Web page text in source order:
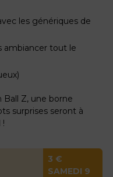
les génériques de
ambiancer tout le
Ball Z, une borne
surprises seront à
3 €
SAMEDI 9